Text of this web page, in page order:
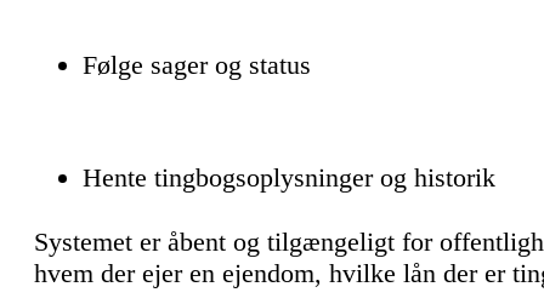
Følge sager og status
Hente tingbogsoplysninger og historik
Systemet er åbent og tilgængeligt for
hvem der ejer en ejendom, hvilke lån der er